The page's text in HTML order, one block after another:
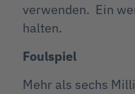
verwenden. Ein
halten.
Foulspiel
Mehr als sechs